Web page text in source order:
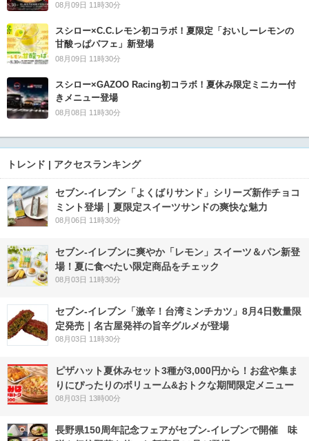
08月09日 11時30分
スシロー×C.C.レモン初コラボ！夏限定「おいしーレモンの
甘酸っぱパフェ」新登場
08月09日 11時30分
スシロー×GAZOO Racing初コラボ！夏休み限定ミニカー付
きメニュー登場
08月08日 11時30分
トレンド | アクセスランキング
セブン‐イレブン「よくばりサンド」シリーズ新作チョコ
ミント登場｜夏限定スイーツサンドの爽快な魅力
08月06日 11時30分
セブン‐イレブンに爽やか「レモン」スイーツ＆パン新登
場！夏に食べたい限定商品をチェック
08月03日 11時30分
セブン-イレブン「激辛！台湾ミンチカツ」8月4日数量限
定発売｜名古屋発祥の旨辛グルメが登場
08月03日 11時30分
ピザハット夏休みセット3種が3,000円から！お盆や集ま
りにぴったりのボリューム&おトクな期間限定メニュー
08月03日 13時00分
長野県150周年記念フェアがセブン-イレブンで開催 味